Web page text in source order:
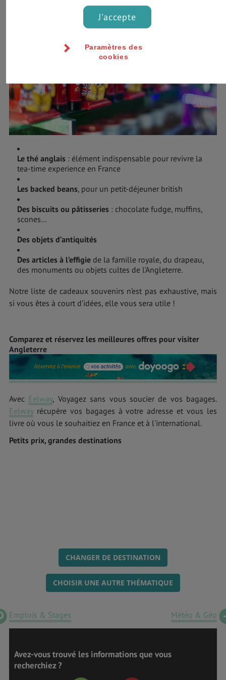
Le thé anglais : élément indispensable pour revivre la
tea-time experience en France
Les backed beans, pour un petit-déjeuner british
Des biscuits ou pâtisseries : chocolate fudge, muffins,
scones…
Des objets d’antiquités
Des articles à l’effigie de la famille royale, du drapeau,
des monuments ou objets cultes de l’Angleterre.
Notre liste de cadeaux souvenirs n’est pas exhaustive, mais
si vous êtes à court d’idées, elle vous sera utile !
Comparez et réservez les meilleures offres pour visiter
Angleterre
Avec Eelway, Voyagez sans vous soucier de vos bagages.
Eelwayrécupère vos bagages à votre adresse et vous les
livre où vous le souhaitiez en France et à l'international.
Petits prix, grandes destinations
CHANGER DE DESTINATION
CHOISIR UNE AUTRE THÉMATIQUE
Emplois & Stages Météo & Géo
Avez-vous trouvé les informations que vous
recherchiez ?
J'accepte
Paramètres des
cookies